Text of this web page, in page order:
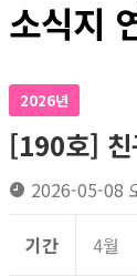
소식지
2026년
[190호] 친
2026-05-08
기간 4월